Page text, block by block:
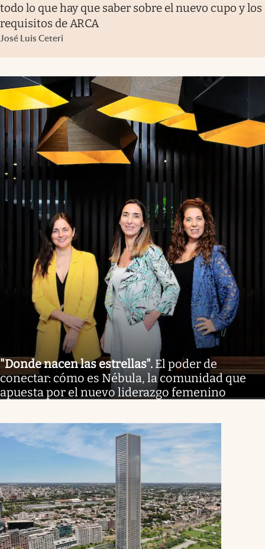
todo lo que hay que saber sobre el nuevo cupo y los
requisitos de ARCA
José Luis Ceteri
"Donde nacen las estrellas". El poder de
conectar: cómo es Nébula, la comunidad que
apuesta por el nuevo liderazgo femenino